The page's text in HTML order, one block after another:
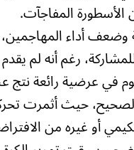
المفاجآت.
وضعف أداء
للمشاركة، رغم أنه لم
في عرضية رائعة نتج
الصحيح، حيث أثمرت
أو غيره من